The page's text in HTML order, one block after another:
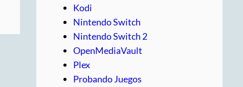
Kodi
Nintendo Switch
Nintendo Switch 2
OpenMediaVault
Plex
Probando Juegos